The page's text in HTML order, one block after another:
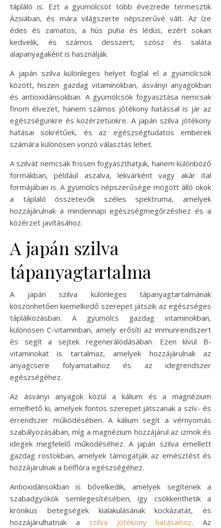
tápláló is. Ezt a gyümölcsöt több évezrede termesztik
Ázsiában, és mára világszerte népszerűvé vált. Az íze
édes és zamatos, a hús puha és lédús, ezért sokan
kedvelik, és számos desszert, szósz és saláta
alapanyagaként is használják.
A japán szilva különleges helyet foglal el a gyümölcsök
között, hiszen gazdag vitaminokban, ásványi anyagokban
és antioxidánsokban. A gyümölcsök fogyasztása nemcsak
finom élvezet, hanem számos jótékony hatással is jár az
egészségünkre és közérzetünkre. A japán szilva jótékony
hatásai sokrétűek, és az egészségtudatos emberek
számára különösen vonzó választás lehet.
A szilvát nemcsak frissen fogyaszthatjuk, hanem különböző
formákban, például aszalva, lekvárként vagy akár ital
formájában is. A gyümölcs népszerűsége mögött álló okok
a tápláló összetevők széles spektruma, amelyek
hozzájárulnak a mindennapi egészségmegőrzéshez és a
közérzet javításához.
A japán szilva
tápanyagtartalma
A japán szilva különleges tápanyagtartalmának
köszönhetően kiemelkedő szerepet játszik az egészséges
táplálkozásban. A gyümölcs gazdag vitaminokban,
különösen C-vitaminban, amely erősíti az immunrendszert
és segít a sejtek regenerálódásában. Ezen kívül B-
vitaminokat is tartalmaz, amelyek hozzájárulnak az
anyagcsere folyamataihoz és az idegrendszer
egészségéhez.
Az ásványi anyagok közül a kálium és a magnézium
emelhető ki, amelyek fontos szerepet játszanak a szív- és
érrendszer működésében. A kálium segít a vérnyomás
szabályozásában, míg a magnézium hozzájárul az izmok és
idegek megfelelő működéséhez. A japán szilva emellett
gazdag rostokban, amelyek támogatják az emésztést és
hozzájárulnak a bélflóra egészségéhez.
Antioxidánsokban is bővelkedik, amelyek segítenek a
szabadgyökök semlegesítésében, így csökkenthetik a
krónikus betegségek kialakulásának kockázatát, és
hozzájárulhatnak a szilva jótékony hatásaihoz. Az